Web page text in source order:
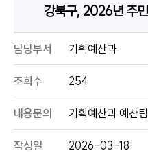
강북구, 2026년 주
담당부서 기획예산과
조회수 254
내용문의 기획예산과 예
작성일 2026-03-18